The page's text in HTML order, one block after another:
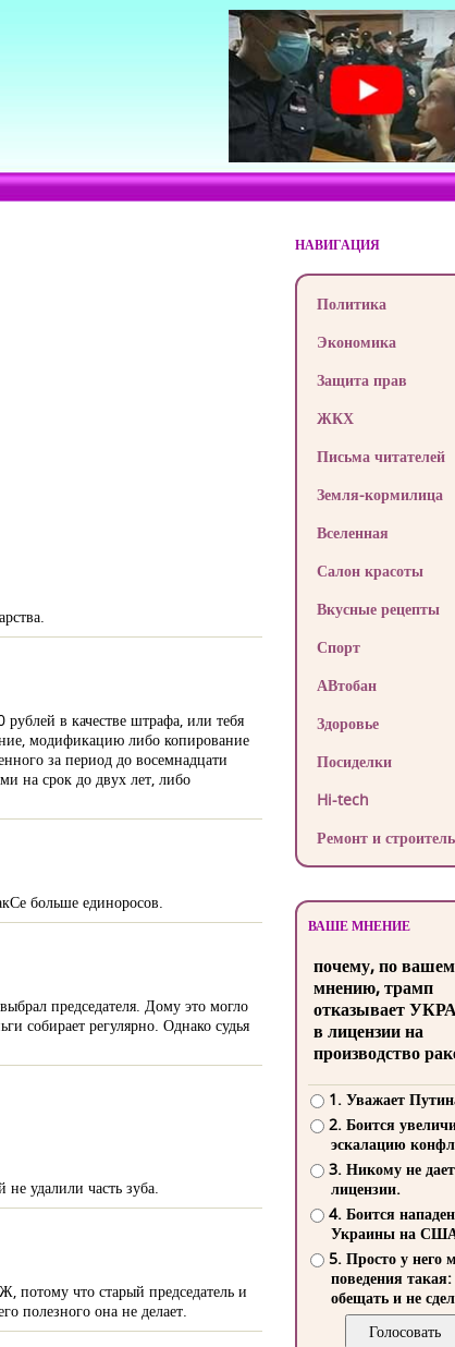
в качестве штрафа, или тебя
модификацию либо копирование
за период до восемнадцати
на срок до двух лет, либо
больше единоросов.
председателя. Дому это могло
собирает регулярно. Однако судья
удалили часть зуба.
потому что старый председатель и
полезного она не делает.
НАВИГАЦИЯ
Политика
Экономика
Защита прав
ЖКХ
Письма читателей
Земля-кормилица
Вселенная
Салон красоты
Вкусные рецепты
Спорт
АВтобан
Здоровье
Посиделки
Hi-tech
Ремонт и
ВАШЕ МНЕНИЕ
почему, по
мнению, трамп
отказывает
в лицензии на
производство
1. Уважает
2. Боится
эскалацию
3. Никому не
лицензии.
4. Боится
Украины на
5. Просто у него
поведения такая:
обещать и не